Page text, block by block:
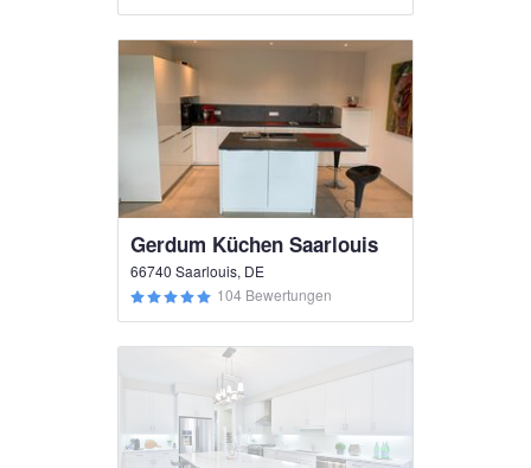
Gerdum Küchen Saarlouis
66740 Saarlouis, DE
104 Bewertungen